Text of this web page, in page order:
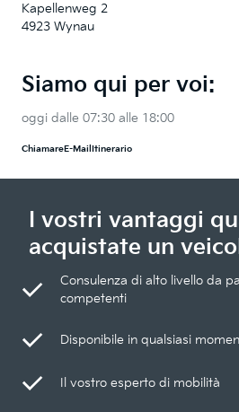
Kapellenweg 2
4923 Wynau
Siamo qui per voi:
oggi dalle 07:30 alle 18:00
ChiamareE-Mail Itinerario
I vostri vantaggi
acquistate un
Consulenza di alto livello da
competenti
Disponibile in qualsiasi
Il vostro esperto di mobilità